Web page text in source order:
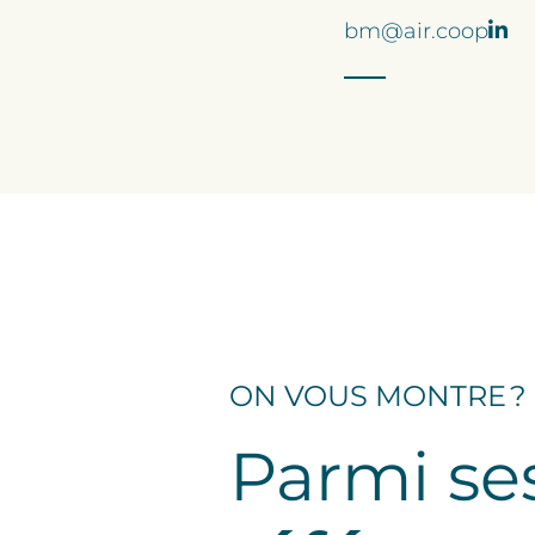
bm@air.coop
ON VOUS MONTRE ?
Parmi